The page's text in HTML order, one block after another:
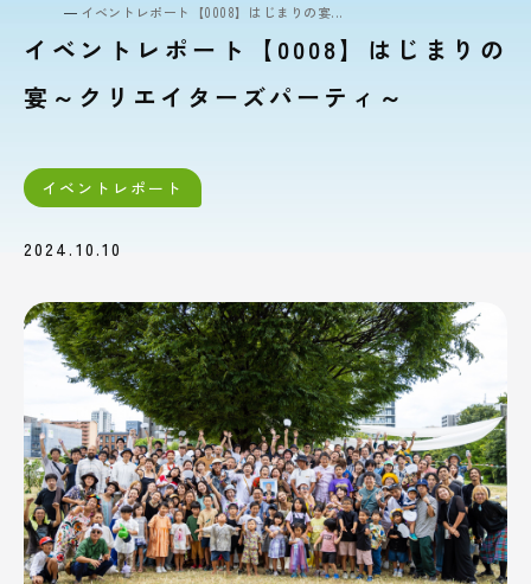
イベントレポート【0008】はじまりの宴...
イベントレポート【0008】はじまりの
宴～クリエイターズパーティ～
イベントレポート
2024.10.10